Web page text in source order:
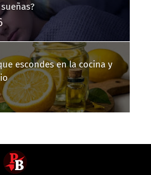
escondes en la cocina y